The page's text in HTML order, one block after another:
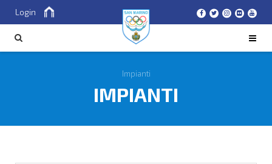
Login
Impianti
IMPIANTI